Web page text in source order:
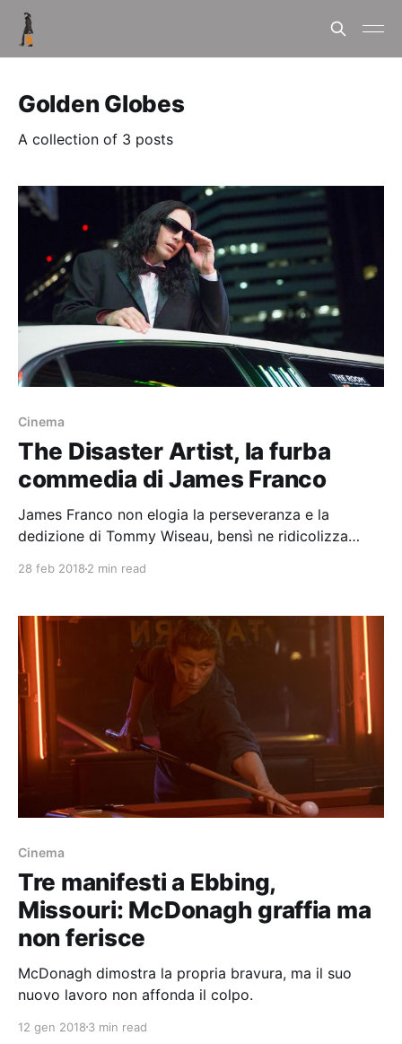
Golden Globes
A collection of 3 posts
Cinema
The Disaster Artist, la furba
commedia di James Franco
James Franco non elogia la perseveranza e la
dedizione di Tommy Wiseau, bensì ne ridicolizza
28 feb 2018 2 min read
Cinema
Tre manifesti a Ebbing,
Missouri: McDonagh graffia ma
non ferisce
McDonagh dimostra la propria bravura, ma il suo
nuovo lavoro non affonda il colpo.
12 gen 2018 3 min read